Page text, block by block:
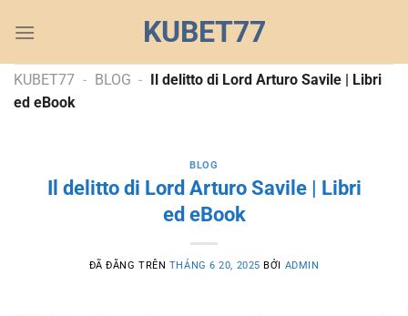
đến
dung
KUBET77
KUBET77 - BLOG - Il delitto di Lord Arturo Savile | Libri
ed eBook
BLOG
Il delitto di Lord Arturo Savile | Libri
ed eBook
ĐÃ ĐĂNG TRÊN THÁNG 6 20, 2025 BỞI ADMIN